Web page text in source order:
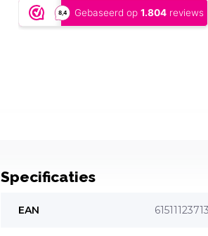
Specificaties
EAN